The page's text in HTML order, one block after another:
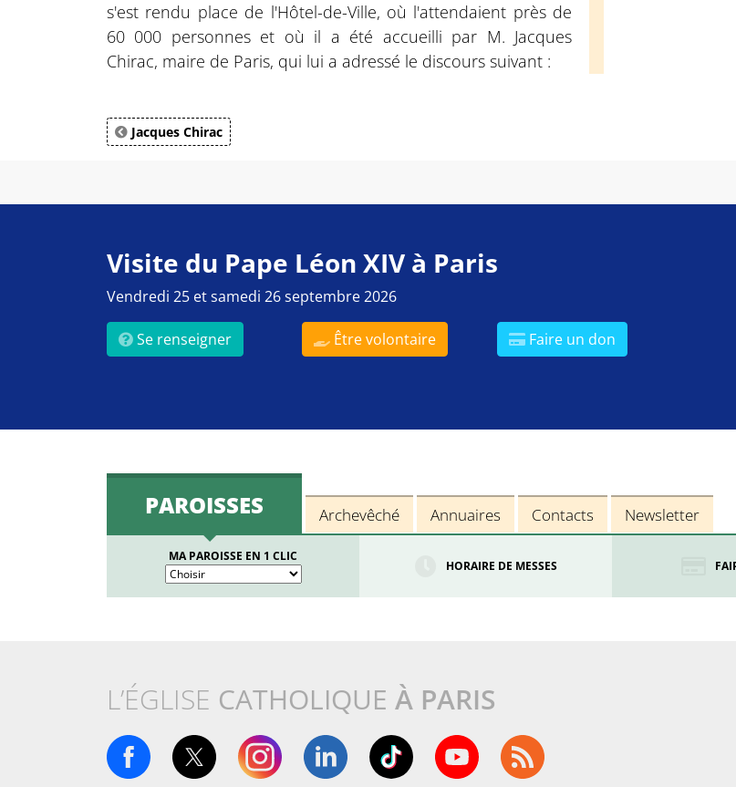
s'est rendu place de l'Hôtel-de-Ville, où l'attendaient près de
60 000 personnes et où il a été accueilli par M. Jacques
Chirac, maire de Paris, qui lui a adressé le discours suivant :
Jacques Chirac
Visite du Pape Léon XIV à Paris
Vendredi 25 et samedi 26 septembre 2026
Se renseigner Être volontaire Faire un don
PAROISSES Archevêché Annuaires Contacts Newsletter
MA PAROISSE EN 1 CLIC
HORAIRE DE MESSES
L’ÉGLISE CATHOLIQUE À PARIS